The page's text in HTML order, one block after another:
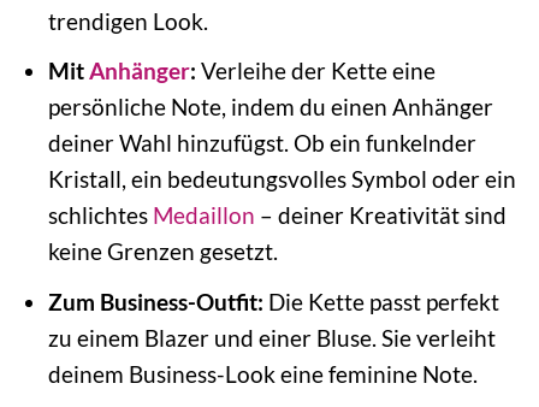
trendigen Look.
MitAnhänger: Verleihe der Kette eine
persönliche Note, indem du einen Anhänger
deiner Wahl hinzufügst. Ob ein funkelnder
Kristall, ein bedeutungsvolles Symbol oder ein
schlichtes Medaillon – deiner Kreativität sind
keine Grenzen gesetzt.
Zum Business-Outfit: Die Kette passt perfekt
zu einem Blazer und einer Bluse. Sie verleiht
deinem Business-Look eine feminine Note.